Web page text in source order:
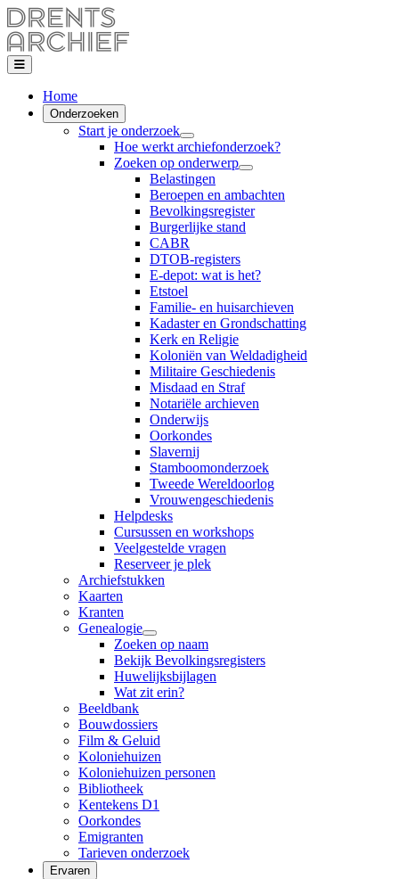
Home
Onderzoeken
Start je onderzoek
Hoe werkt archiefonderzoek?
Zoeken op onderwerp
Belastingen
Beroepen en ambachten
Bevolkingsregister
Burgerlijke stand
CABR
DTOB-registers
E-depot: wat is het?
Etstoel
Familie- en huisarchieven
Kadaster en Grondschatting
Kerk en Religie
Koloniën van Weldadigheid
Militaire Geschiedenis
Misdaad en Straf
Notariële archieven
Onderwijs
Oorkondes
Slavernij
Stamboomonderzoek
Tweede Wereldoorlog
Vrouwengeschiedenis
Helpdesks
Cursussen en workshops
Veelgestelde vragen
Reserveer je plek
Archiefstukken
Kaarten
Kranten
Genealogie
Zoeken op naam
Bekijk Bevolkingsregisters
Huwelijksbijlagen
Wat zit erin?
Beeldbank
Bouwdossiers
Film & Geluid
Koloniehuizen
Koloniehuizen personen
Bibliotheek
Kentekens D1
Oorkondes
Emigranten
Tarieven onderzoek
Ervaren